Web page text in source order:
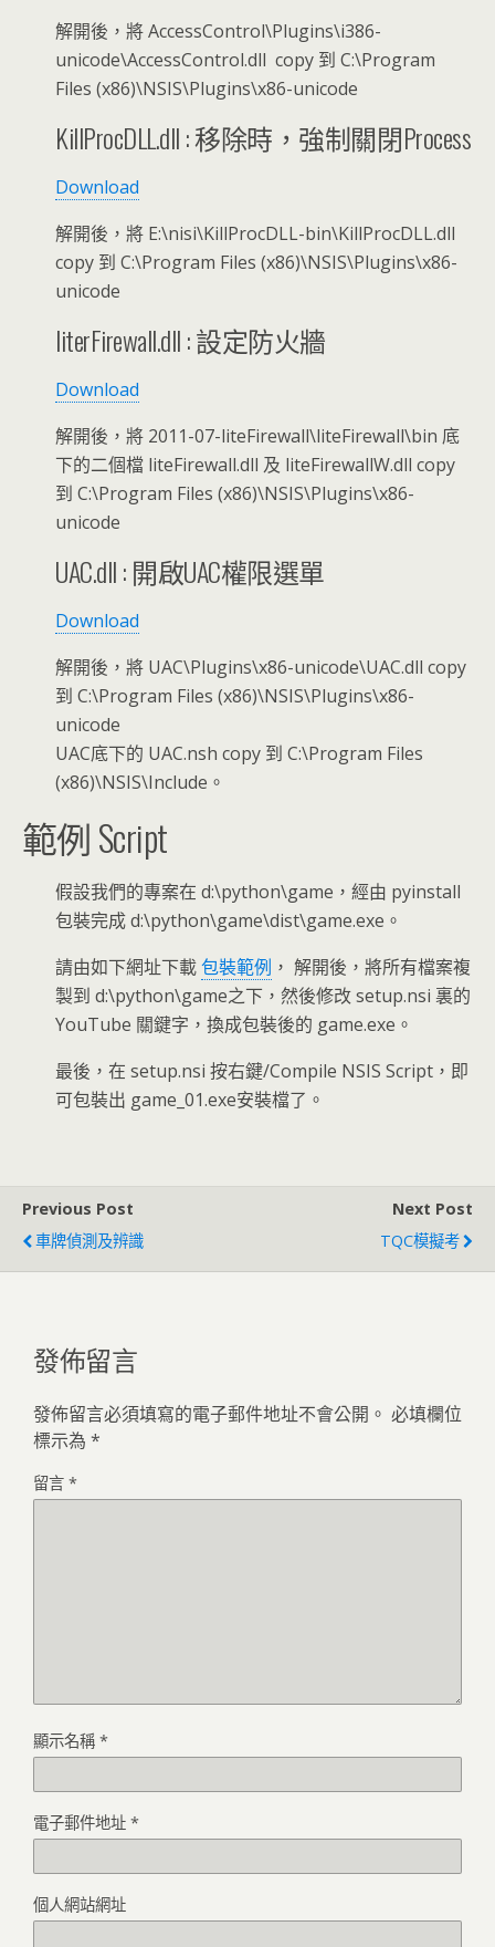
解開後，將 AccessControl\Plugins\i386-
unicode\AccessControl.dll copy 到 C:\Program
Files (x86)\NSIS\Plugins\x86-unicode
KillProcDLL.dll : 移除時，強制關閉Process
Download
解開後，將 E:\nisi\KillProcDLL-bin\KillProcDLL.dll
copy 到 C:\Program Files (x86)\NSIS\Plugins\x86-
unicode
literFirewall.dll : 設定防火牆
Download
解開後，將 2011-07-liteFirewall\liteFirewall\bin 底
下的二個檔 liteFirewall.dll 及 liteFirewallW.dll copy
到 C:\Program Files (x86)\NSIS\Plugins\x86-
unicode
UAC.dll : 開啟UAC權限選單
Download
解開後，將 UAC\Plugins\x86-unicode\UAC.dll copy
到 C:\Program Files (x86)\NSIS\Plugins\x86-
unicode
UAC底下的 UAC.nsh copy 到 C:\Program Files
(x86)\NSIS\Include。
範例 Script
假設我們的專案在 d:\python\game，經由 pyinstall
包裝完成 d:\python\game\dist\game.exe。
請由如下網址下載包裝範例 ， 解開後，將所有檔案複
製到 d:\python\game之下，然後修改 setup.nsi 裏的
YouTube 關鍵字，換成包裝後的 game.exe。
最後，在 setup.nsi 按右鍵/Compile NSIS Script，即
可包裝出 game_01.exe安裝檔了。
Previous Post
車牌偵測及辨識
Next Post
TQC模擬考
發佈留言
發佈留言必須填寫的電子郵件地址不會公開。 必填欄位
標示為 *
留言 *
顯示名稱 *
電子郵件地址 *
個人網站網址